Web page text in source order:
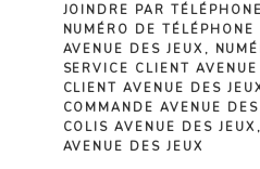
JOINDRE PAR
NUMÉRO DE
AVENUE DES JEUX ,
SERVICE CLIENT
CLIENT AVENUE DES
COMMANDE AVENUE DES
COLIS AVENUE DES JEUX ,
AVENUE DES JEUX